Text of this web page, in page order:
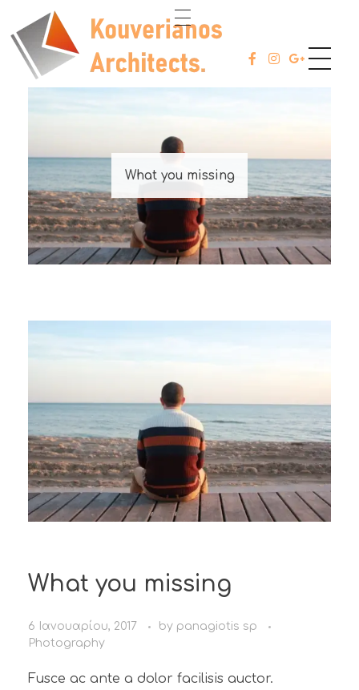
Kouverianos Architects
ABOUT
SERVICES
CONTACT
What you missing
What you missing
6 Ιανουαρίου, 2017 by panagiotis sp
Photography
Fusce ac ante a dolor facilisis auctor.